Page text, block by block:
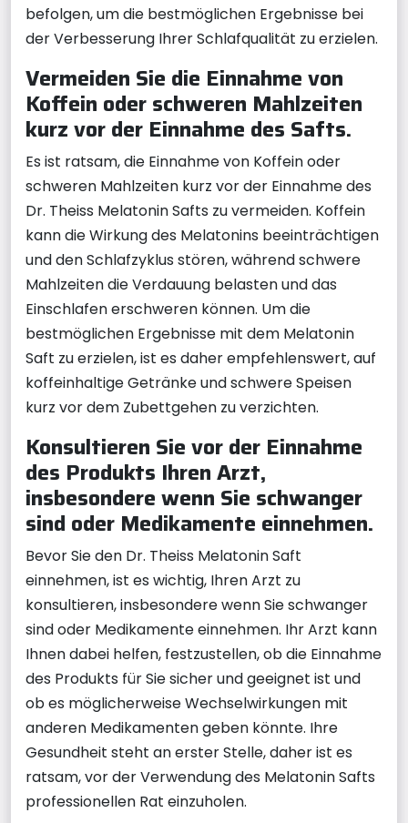
befolgen, um die bestmöglichen Ergebnisse bei
der Verbesserung Ihrer Schlafqualität zu erzielen.
Vermeiden Sie die Einnahme von
Koffein oder schweren Mahlzeiten
kurz vor der Einnahme des Safts.
Es ist ratsam, die Einnahme von Koffein oder
schweren Mahlzeiten kurz vor der Einnahme des
Dr. Theiss Melatonin Safts zu vermeiden. Koffein
kann die Wirkung des Melatonins beeinträchtigen
und den Schlafzyklus stören, während schwere
Mahlzeiten die Verdauung belasten und das
Einschlafen erschweren können. Um die
bestmöglichen Ergebnisse mit dem Melatonin
Saft zu erzielen, ist es daher empfehlenswert, auf
koffeinhaltige Getränke und schwere Speisen
kurz vor dem Zubettgehen zu verzichten.
Konsultieren Sie vor der Einnahme
des Produkts Ihren Arzt,
insbesondere wenn Sie schwanger
sind oder Medikamente einnehmen.
Bevor Sie den Dr. Theiss Melatonin Saft
einnehmen, ist es wichtig, Ihren Arzt zu
konsultieren, insbesondere wenn Sie schwanger
sind oder Medikamente einnehmen. Ihr Arzt kann
Ihnen dabei helfen, festzustellen, ob die Einnahme
des Produkts für Sie sicher und geeignet ist und
ob es möglicherweise Wechselwirkungen mit
anderen Medikamenten geben könnte. Ihre
Gesundheit steht an erster Stelle, daher ist es
ratsam, vor der Verwendung des Melatonin Safts
professionellen Rat einzuholen.